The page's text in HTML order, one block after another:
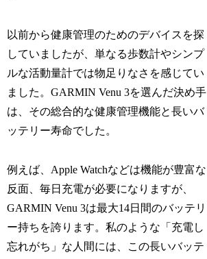
以前から健康管理のためのデバイスを探
していましたが、単なる歩数計やシンプ
ルな活動量計では物足りなさを感じてい
ました。GARMIN Venu 3を選んだ決め手
は、その総合的な健康管理機能と長いバ
ッテリー寿命でした。
例えば、Apple Watchなどは機能が豊富な
反面、毎日充電が必要になりますが、
GARMIN Venu 3は最大14日間のバッテリ
ー持ちを誇ります。私のような「充電し
忘れがち」な人間には、この長いバッテ